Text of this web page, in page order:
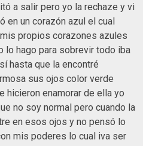
a salir pero yo la rechaze y vi
en un corazón azul el cual
propios corazones azules
lo hago para sobrevir todo iba
hasta que la encontré
sus ojos color verde
hicieron enamorar de ella yo
no soy normal pero cuando la
en esos ojos y no pensó lo
mis poderes lo cual iva ser